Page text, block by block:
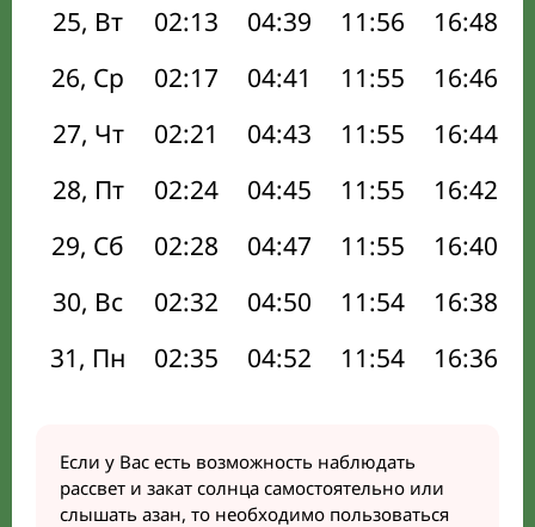
25, Вт
02:13 04:39 11:56 16:48
26, Ср
02:17 04:41 11:55 16:46
27, Чт
02:21 04:43 11:55 16:44
28, Пт
02:24 04:45 11:55 16:42
29, Сб
02:28 04:47 11:55 16:40
30, Вс
02:32 04:50 11:54 16:38
31, Пн
02:35 04:52 11:54 16:36
Если у Вас есть возможность наблюдать
рассвет и закат солнца самостоятельно или
слышать азан, то необходимо пользоваться